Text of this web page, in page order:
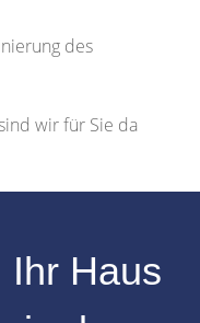
des
wir für Sie da
Ihr Haus